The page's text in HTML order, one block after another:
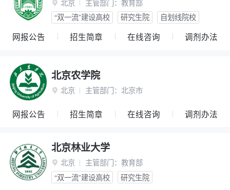
 北京 主管部门： 教育部
“双一流”建设高校
研究生院 自划线院校
网报公告 招生简章 在线咨询 调剂办法
北京农学院
 北京 主管部门： 北京市
网报公告 招生简章 在线咨询 调剂办法
北京林业大学
 北京 主管部门： 教育部
“双一流”建设高校
研究生院